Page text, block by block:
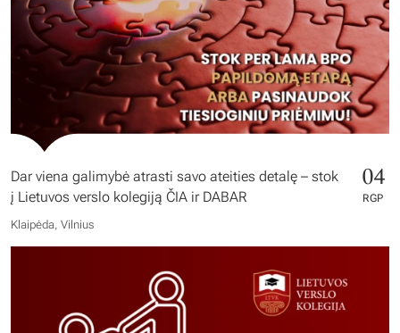
Dar viena galimybė atrasti savo ateities detalę – stok
į Lietuvos verslo kolegiją ČIA ir DABAR
04
RGP
Klaipėda, Vilnius